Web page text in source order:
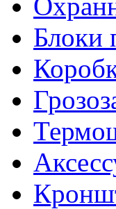
Блоки